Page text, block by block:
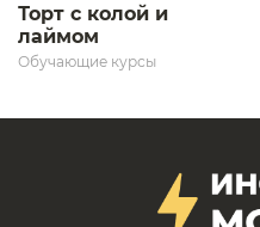
Торт с колой и
лаймом
Обучающие курсы